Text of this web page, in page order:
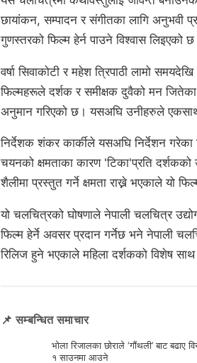
छायांकन, सम्पादन र संगीतका लागि अनुभवी
गुणस्तरको फिल्म हेर्न पाउने विश्वास लिइएको
वर्षा सिवाकोटी र महेश त्रिपाठी लामो
फिल्महरूले दर्शक र समीक्षक दुवैको मन
अनुमान गरिएको छ। यसअघि उनीहरुले
निर्देशक शंकर कार्कीले यसअघि निर्देशन
चयनको क्षमताका कारण 'टिका'प्रति
शैलीमा प्रस्तुत गर्ने क्षमता राख्ने भएकाले यो
यो चलचित्रको घोषणाले नेपाली चलचित्र
फिल्म हेर्ने अवसर प्रदान गर्नेछ भने नेपाली
रिलिज हुने भएकाले महिला दर्शकको विशेष साथ
📌 सम्बन्धित समाचार
भोला रिजालका छोराले ‘गौंथली’ बाट बढाए
१ साउनमा आउने